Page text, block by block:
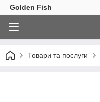
Golden Fish
Товари та послуги